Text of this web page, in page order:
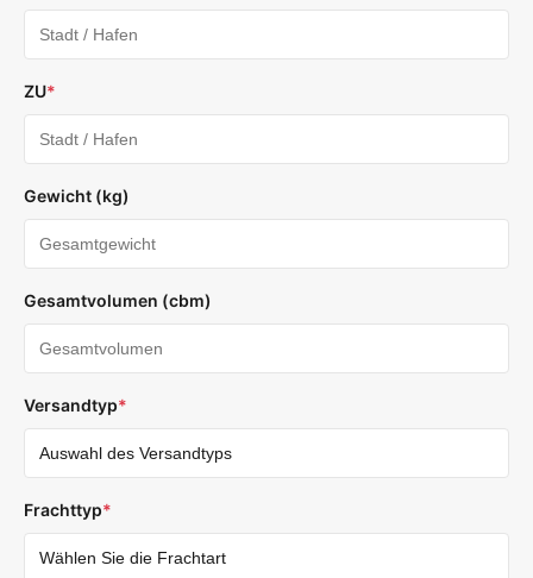
ZU*
Gewicht (kg)
Gesamtvolumen (cbm)
Versandtyp*
Frachttyp*